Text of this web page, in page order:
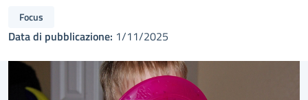
Focus
Data di pubblicazione: 1/11/2025